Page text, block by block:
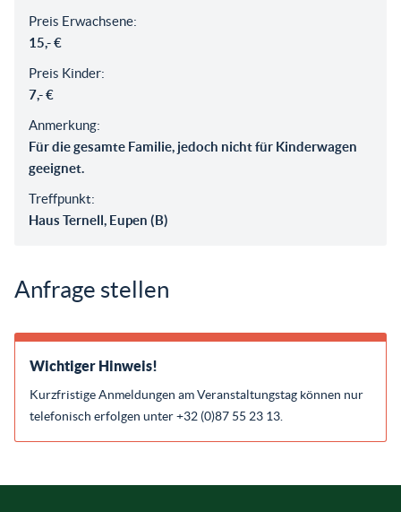
Preis Erwachsene:
15,- €
Preis Kinder:
7,- €
Anmerkung:
Für die gesamte Familie, jedoch nicht für Kinderwagen
geeignet.
Treffpunkt:
Haus Ternell, Eupen (B)
Anfrage stellen
Wichtiger Hinweis!
Kurzfristige Anmeldungen am Veranstaltungstag können nur
telefonisch erfolgen unter +32 (0)87 55 23 13.